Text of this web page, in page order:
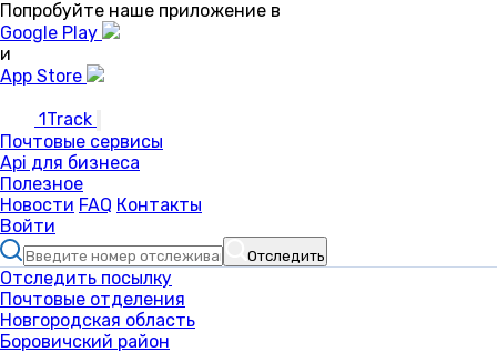
Попробуйте наше приложение в
Google Play
и
App Store
1Track
Почтовые сервисы
Api для бизнеса
Полезное
Новости FAQ Контакты
Войти
Отследить
Отследить посылку
Почтовые отделения
Новгородская область
Боровичский район